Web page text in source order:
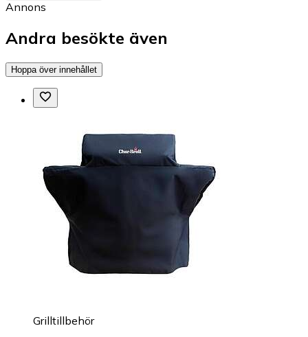
Annons
Andra besökte även
Hoppa över innehållet
Grilltillbehör